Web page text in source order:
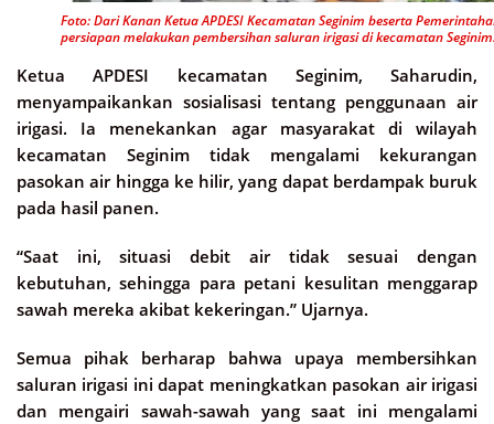
Foto: Dari Kanan Ketua APDESI Kecamatan Seginim beserta
persiapan melakukan pembersihan saluran irigasi di kecamatan
Ketua APDESI kecamatan Seginim, Saharudin,
menyampaikankan sosialisasi tentang penggunaan air
irigasi. Ia menekankan agar masyarakat di wilayah
kecamatan Seginim tidak mengalami kekurangan
pasokan air hingga ke hilir, yang dapat berdampak buruk
pada hasil panen.
“Saat ini, situasi debit air tidak sesuai dengan
kebutuhan, sehingga para petani kesulitan menggarap
sawah mereka akibat kekeringan.” Ujarnya.
Semua pihak berharap bahwa upaya membersihkan
saluran irigasi ini dapat meningkatkan pasokan air irigasi
dan mengairi sawah-sawah yang saat ini mengalami